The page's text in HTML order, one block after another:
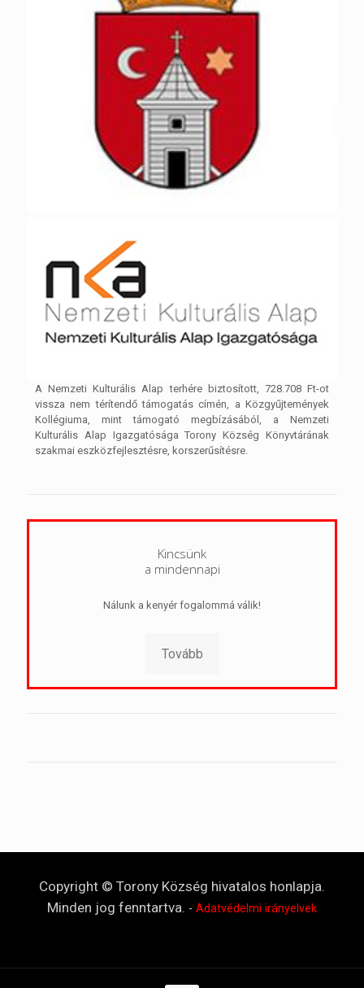
A Nemzeti Kulturális Alap terhére biztosított, 728.708 Ft-ot
vissza nem térítendő támogatás címén, a Közgyűjtemények
Kollégiuma, mint támogató megbízásából, a Nemzeti
Kulturális Alap Igazgatósága Torony Község Könyvtárának
szakmai eszközfejlesztésre, korszerűsítésre.
Kincsünk
a mindennapi
Nálunk a kenyér fogalommá válik!
Tovább
Copyright © Torony Község hivatalos honlapja.
Minden jog fenntartva. - Adatvédelmi irányelvek